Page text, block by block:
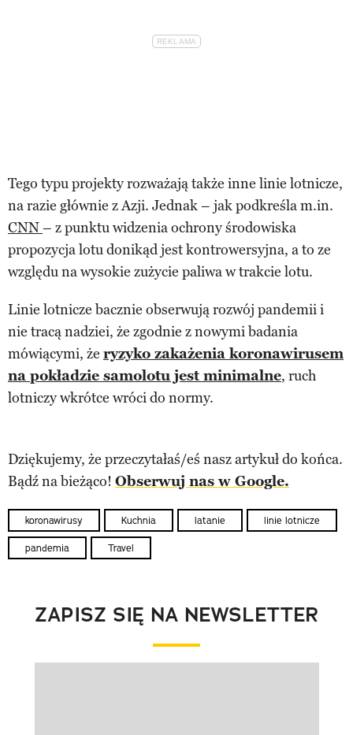
Tego typu projekty rozważają także inne linie lotnicze,
na razie głównie z Azji. Jednak – jak podkreśla m.in.
CNN– z punktu widzenia ochrony środowiska
propozycja lotu donikąd jest kontrowersyjna, a to ze
względu na wysokie zużycie paliwa w trakcie lotu.
Linie lotnicze bacznie obserwują rozwój pandemii i
nie tracą nadziei, że zgodnie z nowymi badania
mówiącymi, że ryzyko zakażenia koronawirusem
na pokładzie samolotu jest minimalne, ruch
lotniczy wkrótce wróci do normy.
Dziękujemy, że przeczytałaś/eś nasz artykuł do końca.
Bądź na bieżąco! Obserwuj nas w Google.
koronawirusy Kuchnia latanie linie lotnicze
pandemia Travel
ZAPISZ SIĘ NA NEWSLETTER